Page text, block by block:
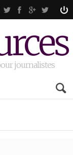
journalistes